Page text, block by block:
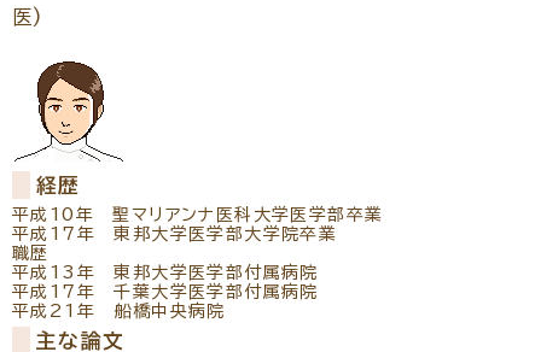
医)
経歴
平成10年 聖マリアンナ医科大学医学部卒業
平成17年 東邦大学医学部大学院卒業
職歴
平成13年 東邦大学医学部付属病院
平成17年 千葉大学医学部付属病院
平成21年 船橋中央病院
主な論文